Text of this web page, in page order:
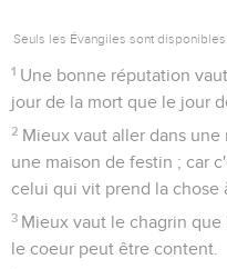
Seuls les Évangiles sont
1 Une bonne réputation
jour de la mort que le jour
2 Mieux vaut aller dans
une maison de festin ; car
celui qui vit prend la chose
3 Mieux vaut le chagrin
le coeur peut être content.